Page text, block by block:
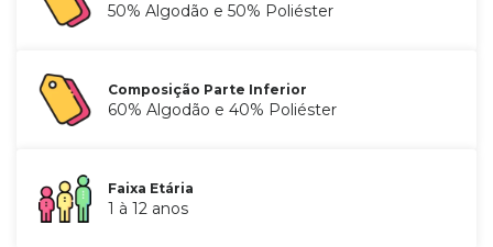
50% Algodão e 50% Poliéster
Composição Parte Inferior
60% Algodão e 40% Poliéster
Faixa Etária
1 à 12 anos